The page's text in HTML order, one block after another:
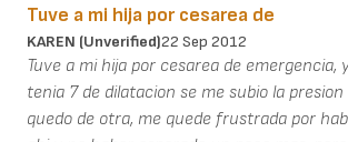
Tuve a mi hija por cesarea de
KAREN (unverified)22 Sep 2012
Tuve a mi hija por cesarea de emergencia,
tenia 7 de dilatacion se me subio la
quedo de otra, me quede frustrada por